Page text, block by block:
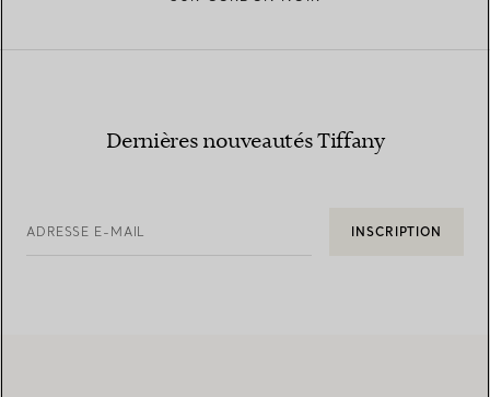
Dernières nouveautés Tiffany
ADRESSE E-MAIL INSCRIPTION